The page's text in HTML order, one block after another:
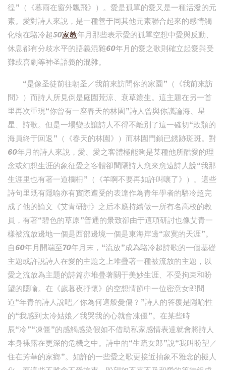
徨”（《暮雨在窗外飄飛》）。愛是孤單的愛又是一種活潑的元
素。愛對詩人來說，是一種善于同其他元素聯合起來的感情觸
化物在駱冷超50家教年月那些表示愛的孤單空想中愛與反動、
休息都有分歧水平的語義混雜60年月的愛之歌則確立起愛與受
難或喜劇等神圣語義的混雜。
“是像圣徒前往朝圣／我前來訪問你的家園”（《我前來訪
問》）而詩人所見倒是庭園荒涼、衰草叢生。這主題在另一首
里再次重現“你曾有一座春天的林園”詩人曾與你議論海、星
星、詩歌。但是一場變故讓詩人不得不離別了這一確切“敗頹的
海員終于回返”（《春天的林園》）而林園門鎖已銹跡斑斑。對
60年月的詩人來說，愛、愛之客體極能夠是某種他所酷愛的理
念或幻想生涯的象征愛之客體卻間隔詩人愈來愈遠詩人說“我那
生涯里也有著一道欄柵”（《羊啊不要再如許叫嚷了》）。這些
詩句里既有隱喻亦有實際遭受的表達作為青年學者的駱冷超完
成了他的論文《艾青研討》之后本應持續做一所有名高校的教
員，有著“碧色的草原”普通的景致卻由于這項研討也像艾青一
樣被流放邊地一個是西部邊境一個是東海岸邊“寂寞的天涯”。
自60年月開端至70年月末，“流放”成為駱冷超詩歌的一個基礎
主題或許說詩人在愛的主題之上堆疊著一種被流放的主題，以
愛之流放為主題的詩篇亦堆疊著關于美妙生涯、不受拘束和盼
望的隱喻。在《歲暮夜抒懷》的空想情節中一位密意女郎問
道“年青的詩人說吧／你為何這般憂傷？”詩人的答覆是隱喻性
的“我感到太冷姑娘／我哭我的心就會凍僵”。在某些時
辰“冷”“凍僵”的感觸感染假如不借助私家感情表達就會將詩人
本身裸露在更深的危機之中。詩中的“生疏女郎”說“我叫盼望／
住在芳華的家鄉”。如許的一些愛之歌更接近抽象不雅念的擬人